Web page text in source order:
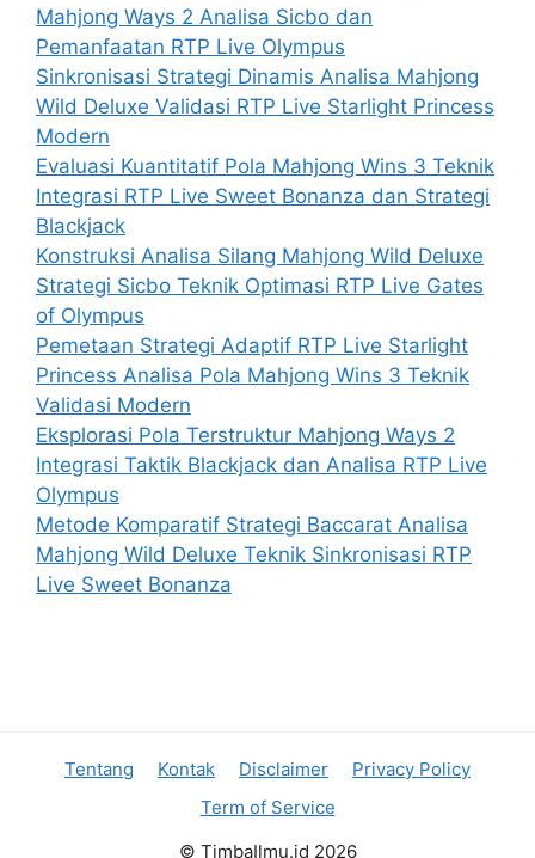
Mahjong Ways 2 Analisa Sicbo dan
Pemanfaatan RTP Live Olympus
Sinkronisasi Strategi Dinamis Analisa Mahjong
Wild Deluxe Validasi RTP Live Starlight Princess
Modern
Evaluasi Kuantitatif Pola Mahjong Wins 3 Teknik
Integrasi RTP Live Sweet Bonanza dan Strategi
Blackjack
Konstruksi Analisa Silang Mahjong Wild Deluxe
Strategi Sicbo Teknik Optimasi RTP Live Gates
of Olympus
Pemetaan Strategi Adaptif RTP Live Starlight
Princess Analisa Pola Mahjong Wins 3 Teknik
Validasi Modern
Eksplorasi Pola Terstruktur Mahjong Ways 2
Integrasi Taktik Blackjack dan Analisa RTP Live
Olympus
Metode Komparatif Strategi Baccarat Analisa
Mahjong Wild Deluxe Teknik Sinkronisasi RTP
Live Sweet Bonanza
Tentang Kontak Disclaimer
Privacy Policy
Term of Service
© TimbaIlmu.id 2026